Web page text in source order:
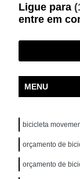
Ligue para
entre em
MENU
bicicleta
orçamento de
orçamento de